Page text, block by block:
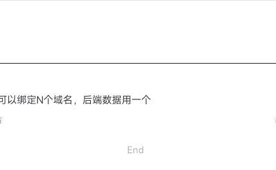
以绑定N个域名，后端数据用一个
End